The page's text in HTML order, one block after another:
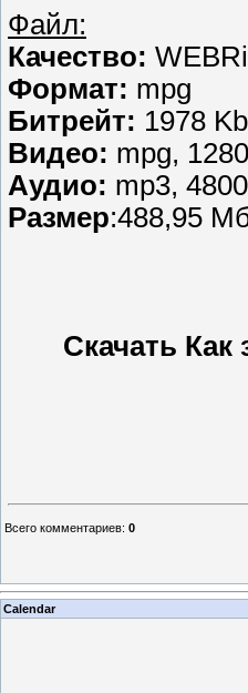
Файл:
Качество:
Формат: mpg
Битрейт: 1978
Видео: mpg,
Аудио: mp3,
Размер:488,95
Скачать
Всего комментариев: 0
Calendar